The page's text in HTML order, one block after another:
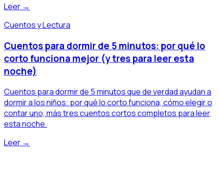
Leer →
Cuentos y Lectura
Cuentos para dormir de 5 minutos: por qué lo
corto funciona mejor (y tres para leer esta
noche)
Cuentos para dormir de 5 minutos que de verdad ayudan a
dormir a los niños: por qué lo corto funciona, cómo elegir o
contar uno, más tres cuentos cortos completos para leer
esta noche.
Leer →